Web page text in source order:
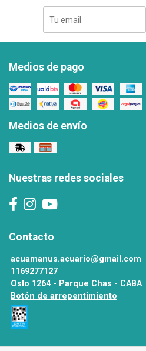
Medios de pago
Medios de envío
Nuestras redes sociales
Contacto
acuamanus.acuario@gmail.com
1169277127
Oslo 1264 - Parque Chas - CABA
Botón de arrepentimiento